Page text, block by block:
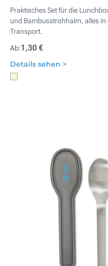
Praktisches Set für die
und Bambusstrohhalm, alles in
Transport.
Ab:1,30 €
Details sehen >